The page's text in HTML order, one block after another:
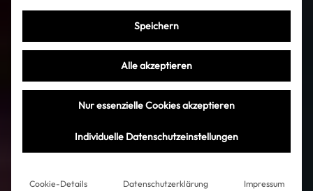
Speichern
Alle akzeptieren
Nur essenzielle Cookies akzeptieren
Individuelle Datenschutzeinstellungen
Cookie-Details Datenschutzerklärung Impressum